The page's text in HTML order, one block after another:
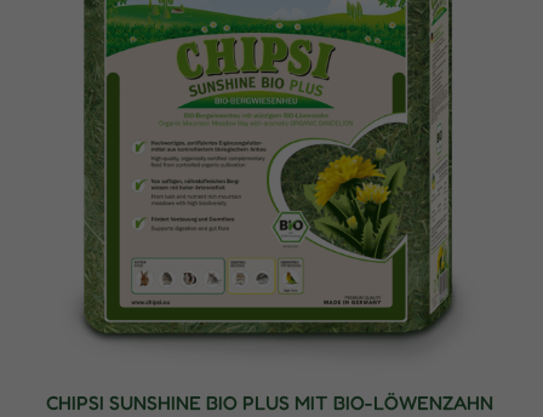
CHIPSI SUNSHINE BIO PLUS MIT BIO-LÖWENZAHN